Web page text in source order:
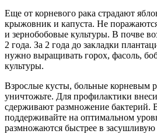
Еще от корневого рака страдают
крыжовник и капуста. Не
и зернобобовые культуры. В почве
2 года. За 2 года до закладки
нужно выращивать горох, фасоль,
культуры.
Взрослые кусты, больные корневым
уничтожьте. Для профилактики
сдерживают размножение бактерий.
поддерживайте на оптимальном
размножаются быстрее в засушливую